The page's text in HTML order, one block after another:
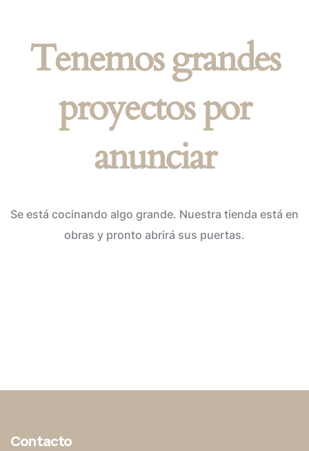
Tenemos grandes
proyectos por
anunciar
Se está cocinando algo grande. Nuestra tienda está en
obras y pronto abrirá sus puertas.
Contacto